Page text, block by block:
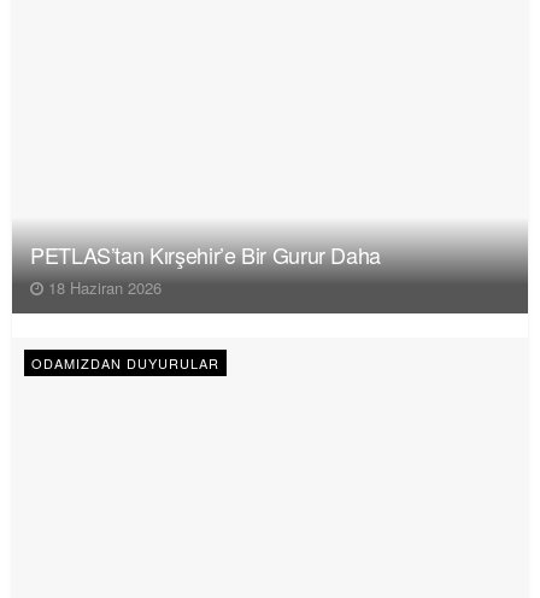
PETLAS’tan Kırşehir’e Bir Gurur Daha
18 Haziran 2026
ODAMIZDAN DUYURULAR